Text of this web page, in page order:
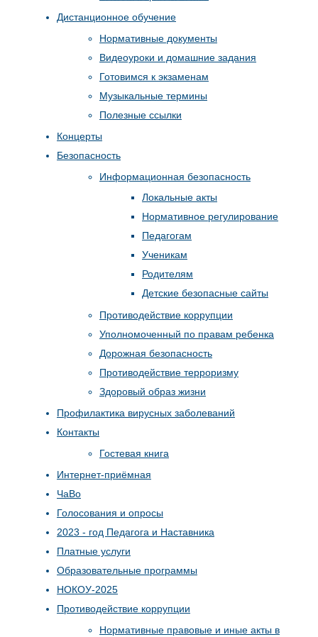
Дистанционное обучение
Нормативные документы
Видеоуроки и домашние задания
Готовимся к экзаменам
Музыкальные термины
Полезные ссылки
Концерты
Безопасность
Информационная безопасность
Локальные акты
Нормативное регулирование
Педагогам
Ученикам
Родителям
Детские безопасные сайты
Противодействие коррупции
Уполномоченный по правам ребенка
Дорожная безопасность
Противодействие терроризму
Здоровый образ жизни
Профилактика вирусных заболеваний
Контакты
Гостевая книга
Интернет-приёмная
ЧаВо
Голосования и опросы
2023 - год Педагога и Наставника
Платные услуги
Образовательные программы
НОКОУ-2025
Противодействие коррупции
Нормативные правовые и иные акты в